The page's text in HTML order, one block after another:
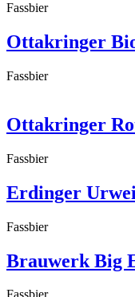
Fassbier
Ottakringer
Fassbier
Ottakringer
Fassbier
Erdinger
Fassbier
Brauwerk Big